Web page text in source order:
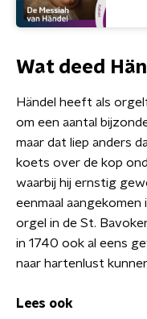
Wat deed
Händel heeft als
om een aantal
maar dat liep anders
koets over de kop
waarbij hij ernstig
eenmaal
orgel in de St.
in 1740 ook al eens
naar hartenlust
Lees ook